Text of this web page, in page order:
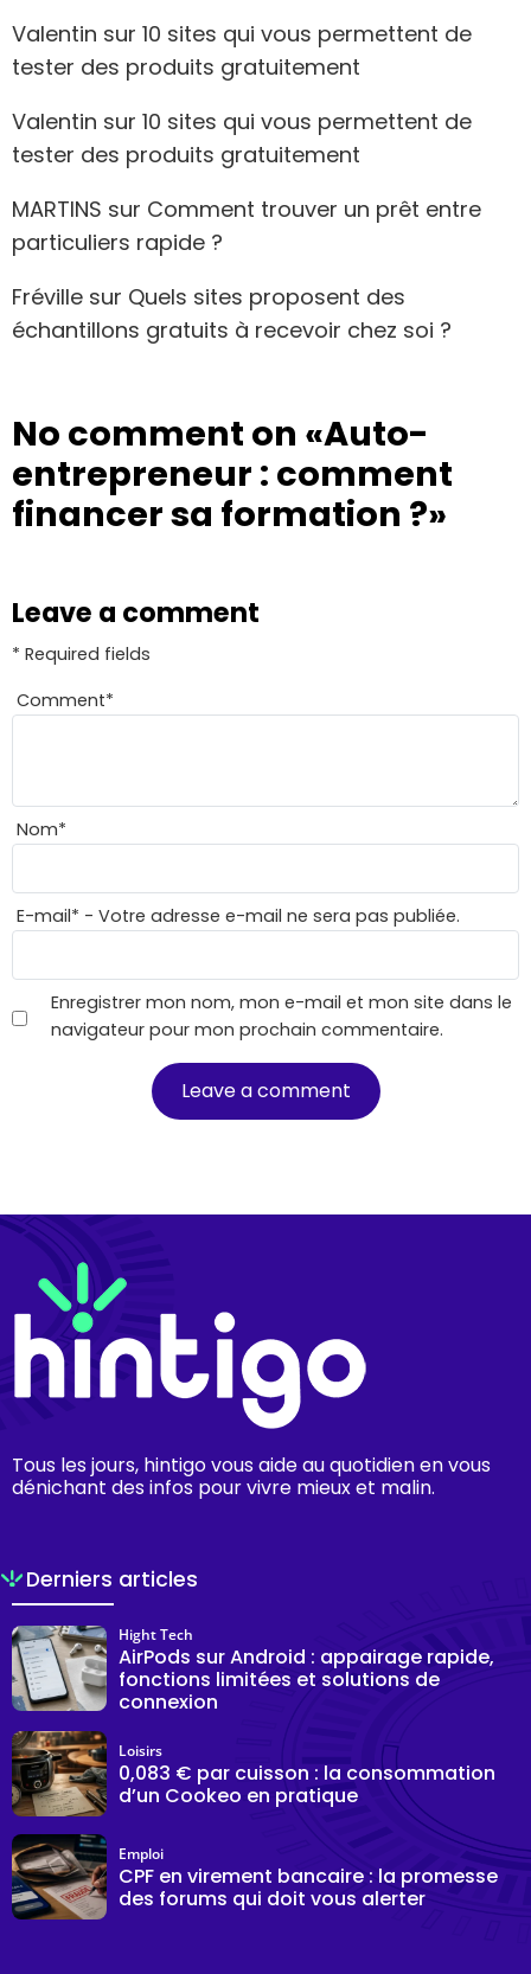
Valentin sur 10 sites qui vous permettent de
tester des produits gratuitement
Valentin sur 10 sites qui vous permettent de
tester des produits gratuitement
MARTINS sur Comment trouver un prêt entre
particuliers rapide ?
Fréville sur Quels sites proposent des
échantillons gratuits à recevoir chez soi ?
No comment on «Auto-
entrepreneur : comment
financer sa formation ?»
Leave a comment
* Required fields
Comment*
Nom*
E-mail* - Votre adresse e-mail ne sera pas publiée.
Enregistrer mon nom, mon e-mail et mon site dans le
navigateur pour mon prochain commentaire.
Tous les jours, hintigo vous aide au quotidien en vous
dénichant des infos pour vivre mieux et malin.
Derniers articles
AirPods sur Android : appairage rapide,
fonctions limitées et solutions de
connexion
Hight Tech
0,083 € par cuisson : la consommation
d’un Cookeo en pratique
Loisirs
CPF en virement bancaire : la promesse
des forums qui doit vous alerter
Emploi